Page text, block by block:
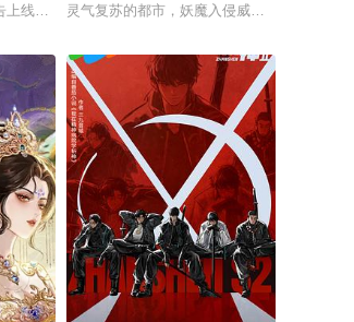
暗杀，却
美人膝，成就丹道至尊！
上线！掌天毒之珠，承邪神之血，修逆天之力。高能工
灵气复苏的都市，妖魔入侵威胁来袭，天生